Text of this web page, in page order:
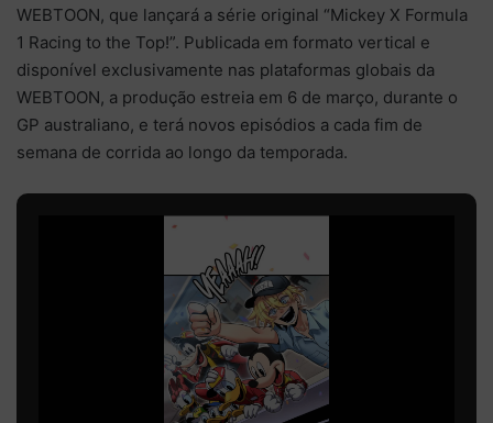
WEBTOON, que lançará a série original “Mickey X Formula
1 Racing to the Top!”. Publicada em formato vertical e
disponível exclusivamente nas plataformas globais da
WEBTOON, a produção estreia em 6 de março, durante o
GP australiano, e terá novos episódios a cada fim de
semana de corrida ao longo da temporada.